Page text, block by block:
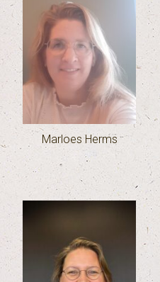
Marloes Herms